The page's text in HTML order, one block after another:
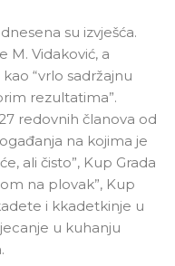
su izvješća.
M. Vidaković, a
“vrlo sadržajnu
rezultatima”.
redovnih članova od
na kojima je
ali čisto”, Kup Grada
na plovak”, Kup
i kkadetkinje u
u kuhanju